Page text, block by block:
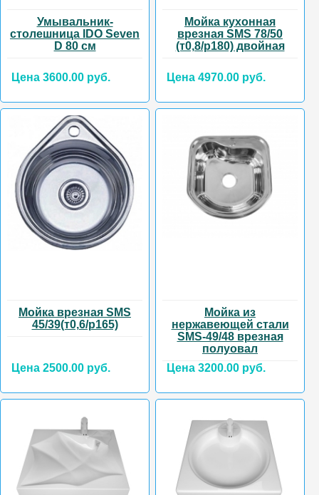
Умывальник-
столешница IDO Seven
D 80 см
Цена 3600.00 руб.
Мойка кухонная
врезная SMS 78/50
(т0,8/р180) двойная
Цена 4970.00 руб.
Мойка врезная SMS
45/39(т0,6/р165)
Цена 2500.00 руб.
Мойка из
нержавеющей стали
SMS-49/48 врезная
полуовал
Цена 3200.00 руб.